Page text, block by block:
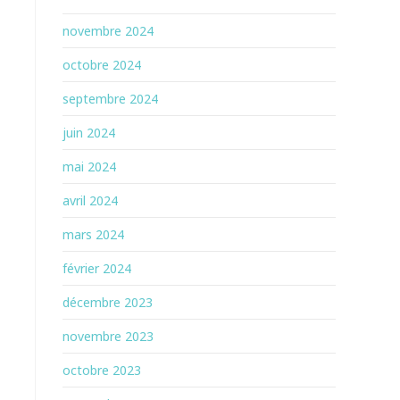
novembre 2024
octobre 2024
septembre 2024
juin 2024
mai 2024
avril 2024
mars 2024
février 2024
décembre 2023
novembre 2023
octobre 2023